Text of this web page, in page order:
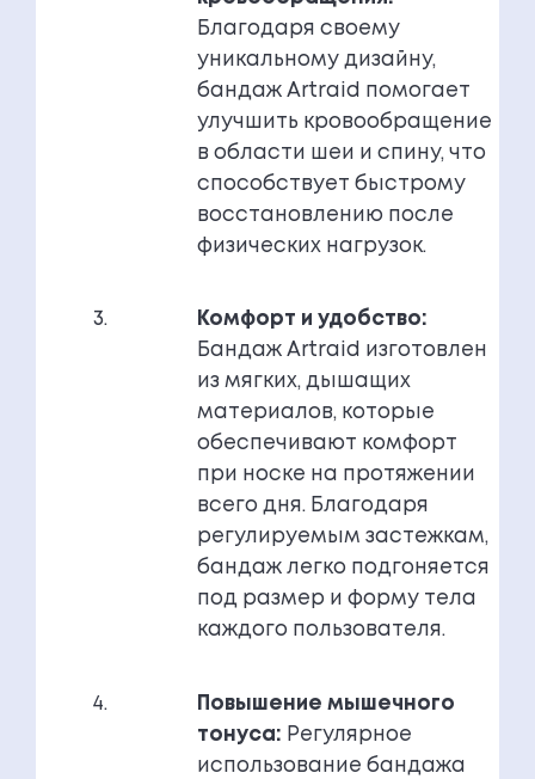
Благодаря своему
уникальному дизайну,
бандаж Artraid помогает
улучшить кровообращение
в области шеи и спину, что
способствует быстрому
восстановлению после
физических нагрузок.
Комфорт и удобство:
Бандаж Artraid изготовлен
из мягких, дышащих
материалов, которые
обеспечивают комфорт
при носке на протяжении
всего дня. Благодаря
регулируемым застежкам,
бандаж легко подгоняется
под размер и форму тела
каждого пользователя.
Повышение мышечного
тонуса: Регулярное
использование бандажа